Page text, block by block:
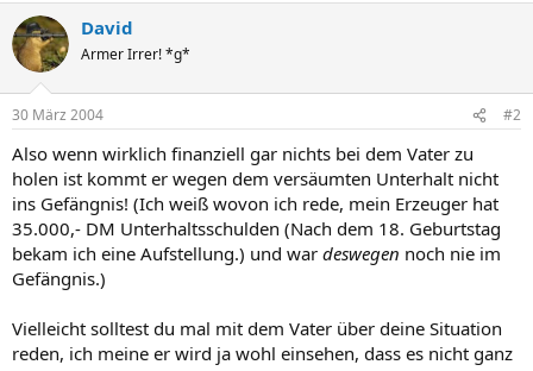
David
Armer Irrer! *g*
30 März 2004 #2
Also wenn wirklich finanziell gar nichts bei dem Vater zu
holen ist kommt er wegen dem versäumten Unterhalt nicht
ins Gefängnis! (Ich weiß wovon ich rede, mein Erzeuger hat
35.000,- DM Unterhaltsschulden (Nach dem 18. Geburtstag
bekam ich eine Aufstellung.) und war deswegen noch nie im
Gefängnis.)
Vielleicht solltest du mal mit dem Vater über deine Situation
reden, ich meine er wird ja wohl einsehen, dass es nicht ganz